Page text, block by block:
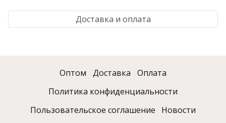
Доставка и оплата
Оптом Доставка
Оплата
Политика конфиденциальности
Пользовательское соглашение
Новости